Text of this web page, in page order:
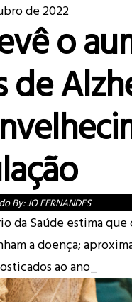
de 2022
o
de
By:JO FERNANDES
da Saúde estima que
a doença;
ao ano_